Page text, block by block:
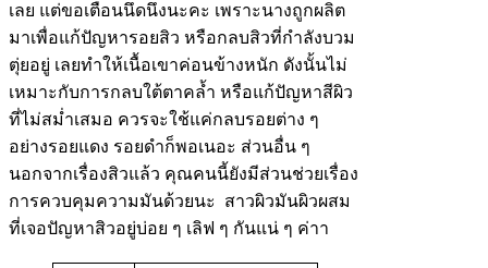
เลย แต่ขอเตือนนึดนึงนะคะ เพราะนางถูกผลิต
มาเพื่อแก้ปัญหารอยสิว หรือกลบสิวที่กำลังบวม
ตุ่ยอยู่ เลยทำให้เนื้อเขาค่อนข้างหนัก ดังนั้นไม่
เหมาะกับการกลบใต้ตาคล้ำ หรือแก้ปัญหาสีผิว
ที่ไม่สม่ำเสมอ ควรจะใช้แค่กลบรอยต่าง ๆ
อย่างรอยแดง รอยดำก็พอเนอะ ส่วนอื่น ๆ
นอกจากเรื่องสิวแล้ว คุณคนนี้ยังมีส่วนช่วยเรื่อง
การควบคุมความมันด้วยนะ สาวผิวมันผิวผสม
ที่เจอปัญหาสิวอยู่บ่อย ๆ เลิฟ ๆ กันแน่ ๆ ค่าา